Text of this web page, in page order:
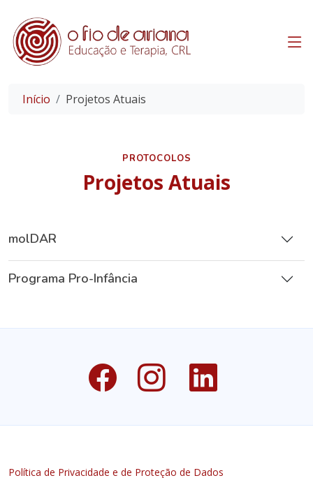
Início Projetos Atuais
PROTOCOLOS
Projetos Atuais
molDAR
Programa Pro-Infância
Política de Privacidade e de Proteção de Dados